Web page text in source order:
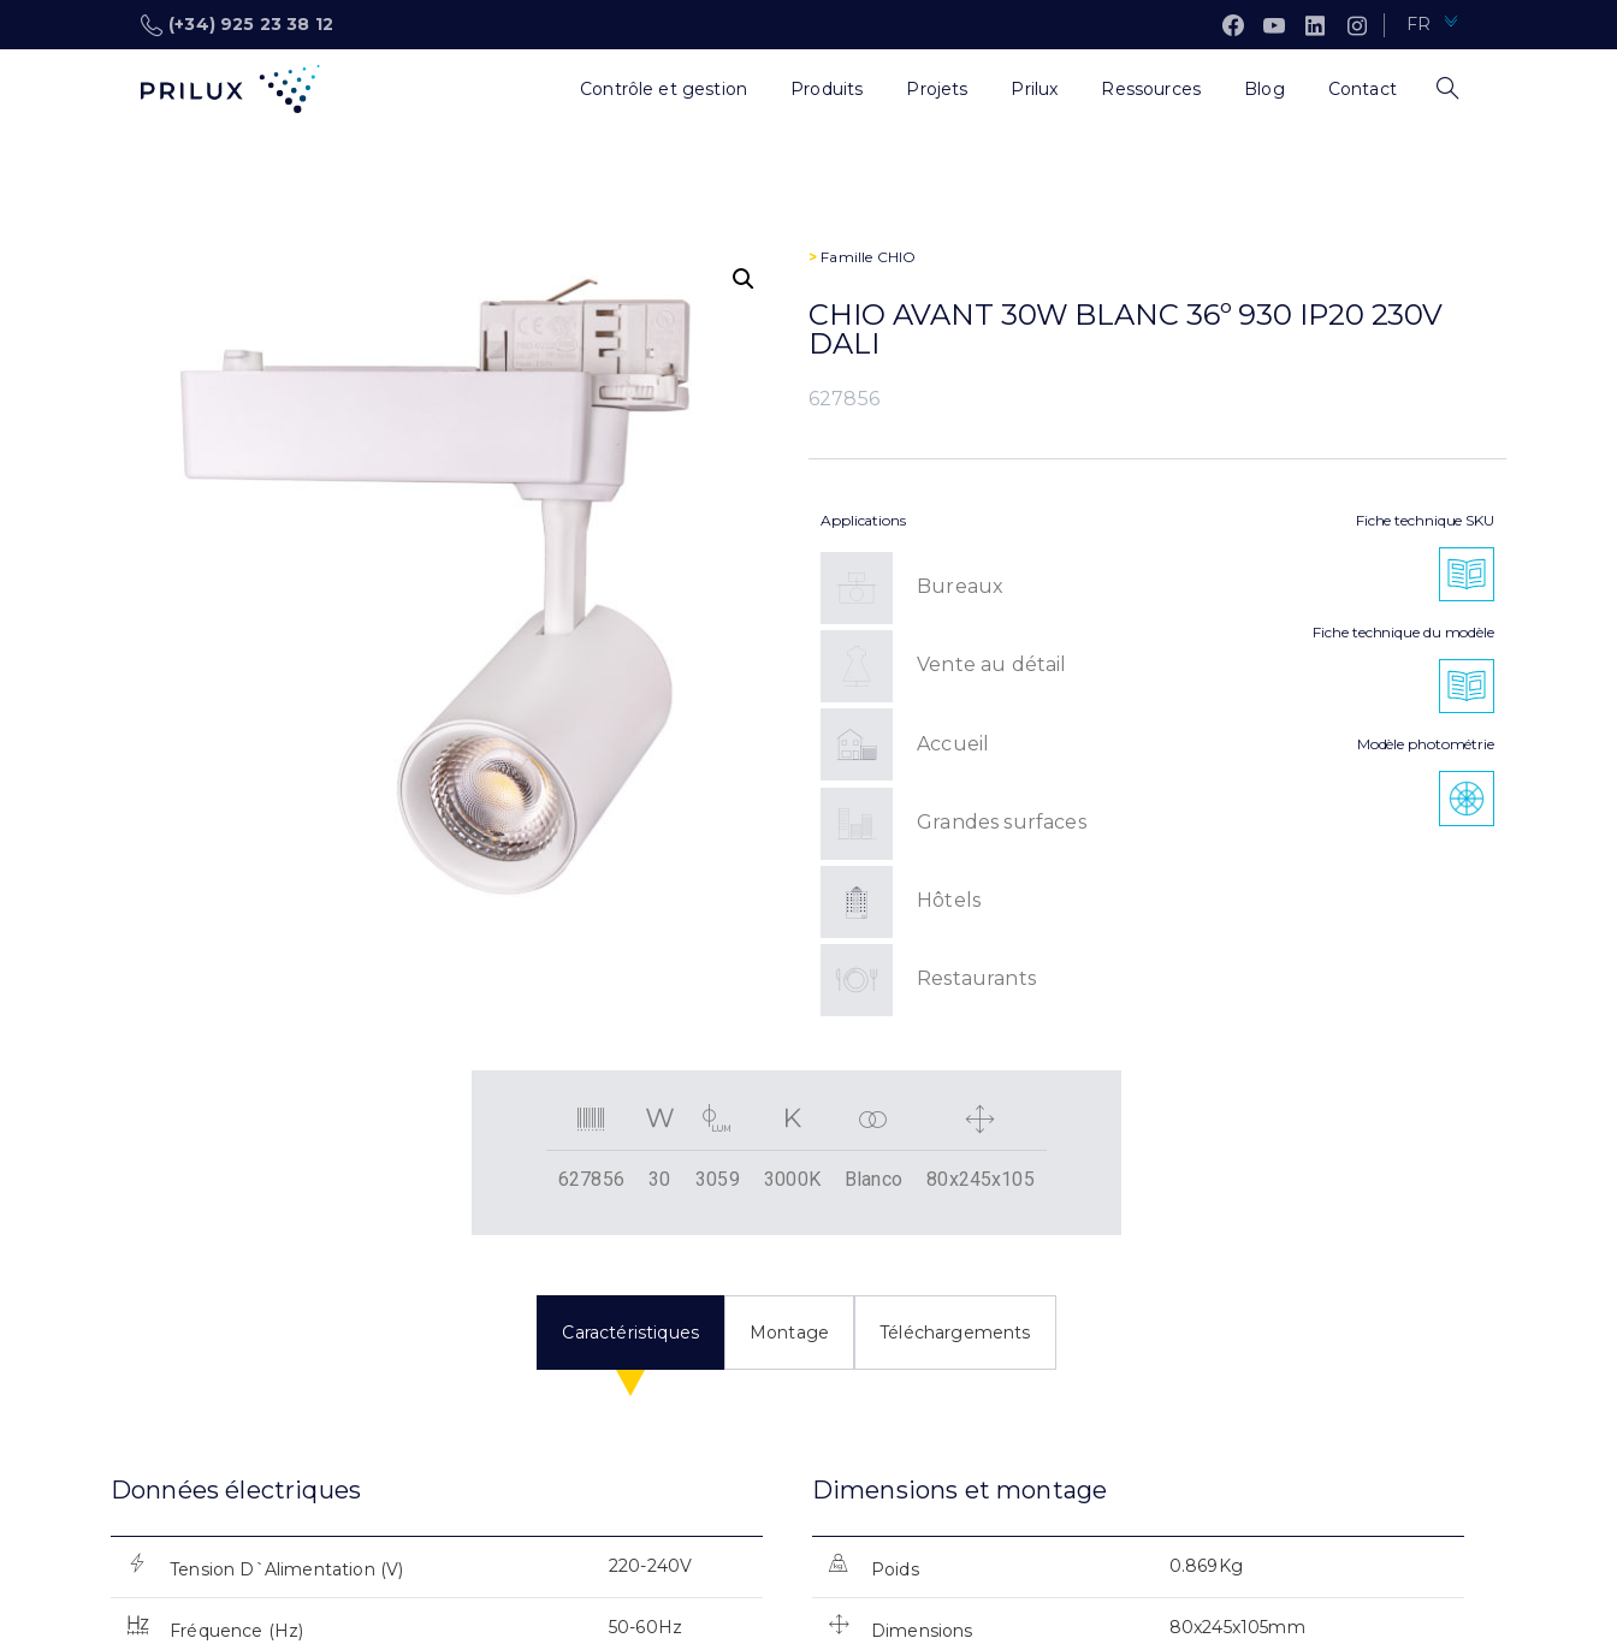
(+34) 925 23 38 12 FR
Contrôle et gestion Produits Projets Prilux Ressources Blog Contact
> Famille CHIO
CHIO AVANT 30W BLANC 36º 930 IP20 230V
DALI
627856
Applications
Bureaux
Vente au détail
Accueil
Grandes surfaces
Hôtels
Restaurants
Fiche technique SKU
Fiche technique du modèle
Modèle photométrie
627856 30 3059 3000K Blanco 80x245x105
Caractéristiques Montage Téléchargements
Données électriques
Tension D`Alimentation (V) 220-240V
Fréquence (Hz) 50-60Hz
Dimensions et montage
Poids 0.869Kg
Dimensions 80x245x105mm